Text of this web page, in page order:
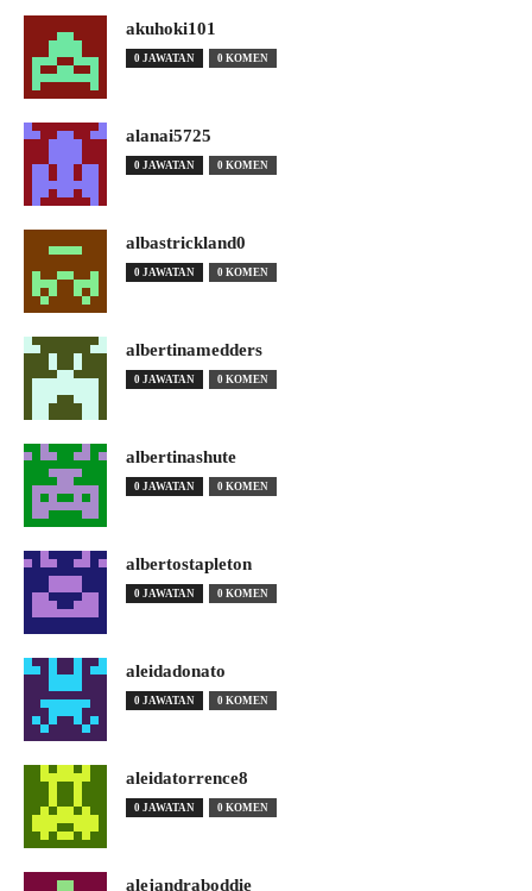
akuhoki101
0 JAWATAN 0 KOMEN
alanai5725
0 JAWATAN 0 KOMEN
albastrickland0
0 JAWATAN 0 KOMEN
albertinamedders
0 JAWATAN 0 KOMEN
albertinashute
0 JAWATAN 0 KOMEN
albertostapleton
0 JAWATAN 0 KOMEN
aleidadonato
0 JAWATAN 0 KOMEN
aleidatorrence8
0 JAWATAN 0 KOMEN
alejandraboddie